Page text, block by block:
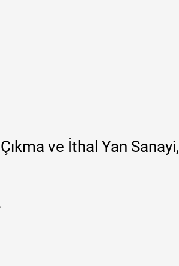
ve İthal Yan Sanayi,